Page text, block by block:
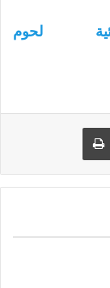
لحوم